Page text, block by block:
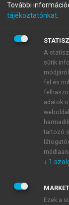
A regisztráció
BELÉPÉS
ÚJ FIÓK
1 óra
E-MAIL-CÍM
JELSZÓ
További
tájékoztatónkat
A
sütik
fel és
adatok
tartozó
↓ 1
Ezek a